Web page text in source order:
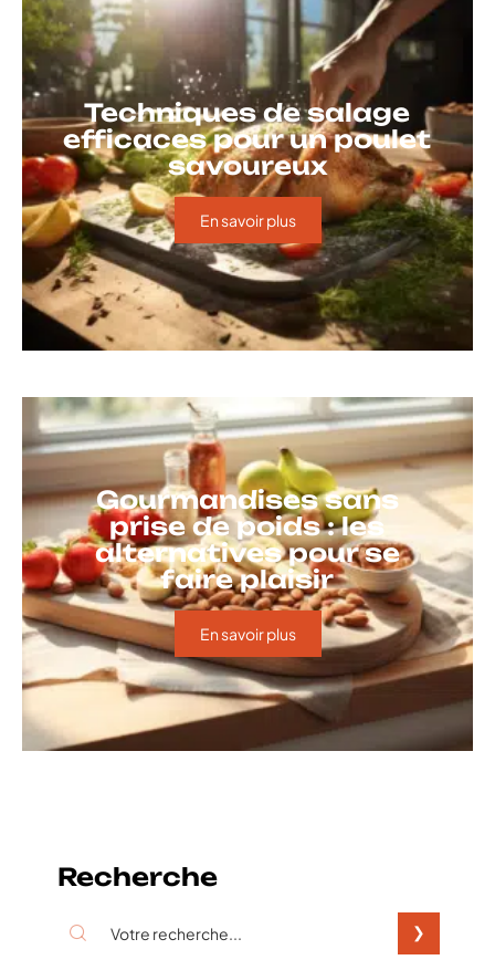
Techniques de salage
efficaces pour un poulet
savoureux
En savoir plus
Gourmandises sans
prise de poids : les
alternatives pour se
faire plaisir
En savoir plus
Recherche